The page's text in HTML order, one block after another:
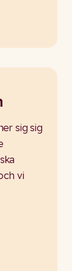
sig sig
vi